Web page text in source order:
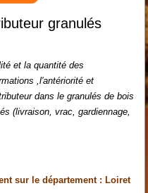
granulés
et la quantité des
,l'antériorité et
dans le granulés de bois
(livraison, vrac, gardiennage,
sur le département : Loiret